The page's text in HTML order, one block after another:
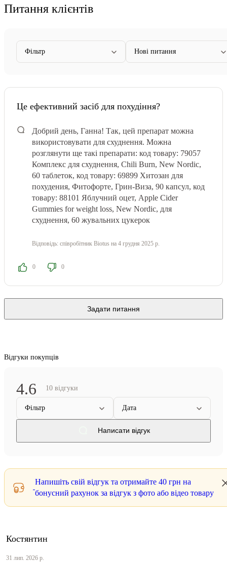
Питання клієнтів
Фільтр Нові питання
Це ефективний засіб для похудіння?
Добрий день, Ганна! Так, цей препарат можна
використовувати для схуднення. Можна
розглянути ще такі препарати: код товару: 79057
Комплекс для схуднення, Chili Burn, New Nordic,
60 таблеток, код товару: 69899 Хитозан для
похудения, Фитофорте, Грин-Виза, 90 капсул, код
товару: 88101 Яблучний оцет, Apple Cider
Gummies for weight loss, New Nordic, для
схуднення, 60 жувальних цукерок
Відповідь: співробітник Biotus на 4 грудня 2025 р.
0 0
Задати питання
Відгуки покупців
4.6 10 відгуки
Фільтр Дата
Написати відгук
Напишіть свій відгук та отримайте 40 грн на
бонусний рахунок за відгук з фото або відео товару
Костянтин
31 лип. 2026 р.